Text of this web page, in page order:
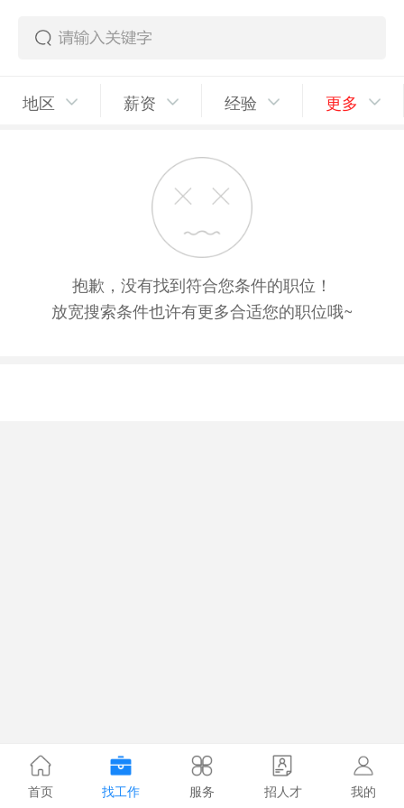
地区 薪资 经验 更多
抱歉，没有找到符合您条件的职位！
放宽搜索条件也许有更多合适您的职位哦~
首页 找工作 服务 招人才 我的